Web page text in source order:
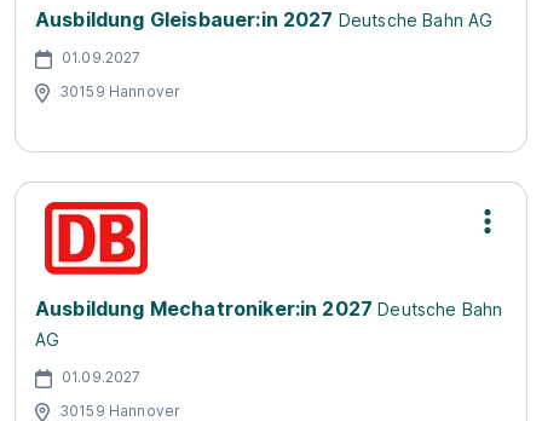
Ausbildung Gleisbauer:in 2027 Deutsche Bahn AG
01.09.2027
30159 Hannover
Ausbildung Mechatroniker:in 2027 Deutsche Bahn
AG
01.09.2027
30159 Hannover